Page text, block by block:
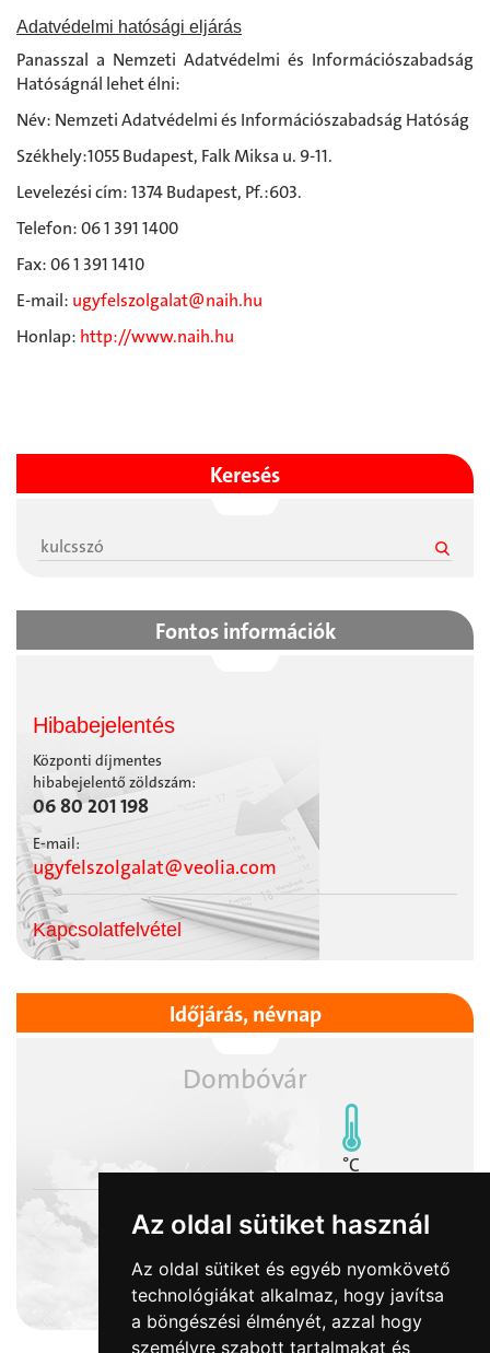
Az oldal sütiket használ
Az oldal sütiket és egyéb nyomkövető
technológiákat alkalmaz, hogy javítsa
a böngészési élményét, azzal hogy
személyre szabott tartalmakat és
Adatvédelmi hatósági eljárás
Panasszal a Nemzeti Adatvédelmi és Információszabadság
Hatóságnál lehet élni:
Név: Nemzeti Adatvédelmi és Információszabadság Hatóság
Székhely:1055 Budapest, Falk Miksa u. 9-11.
Levelezési cím: 1374 Budapest, Pf.:603.
Telefon: 06 1 391 1400
Fax: 06 1 391 1410
E-mail: ugyfelszolgalat@naih.hu
Honlap: http://www.naih.hu
Keresés
Fontos információk
Hibabejelentés
Központi díjmentes
hibabejelentő zöldszám:
06 80 201 198
E-mail:
ugyfelszolgalat@veolia.com
Kapcsolatfelvétel
Időjárás, névnap
Dombóvár
°C
2026-08-07
Ibolya napja